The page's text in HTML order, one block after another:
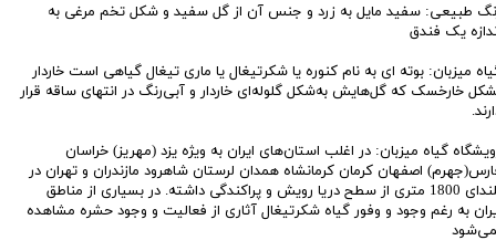
طبیعی: سفید مایل به زرد و جنس آن از گل سفید و شکل تخم مرغی به
یک فندق
میزبان: بوته ای به نام کنوره یا شکرتیغال یا ماری تیغال گیاهی است خاردار
خارخسک که گل‌هایش به‌شکل گلوله‌ای خاردار و آبی‌رنگ در انتهای ساقه قرار
گیاه میزبان: در اغلب استان‌های ایران به ویژه یزد (مهریز) خراسان
اصفهان کرمان کرمانشاه همدان لرستان شاهرود مازندران و تهران در
بلندای 1800 متری از سطح دریا رویش و پراکندگی داشته. در بسیاری از مناطق
به رغم وجود و وفور گیاه شکرتیغال آثاری از فعالیت و وجود حشره مشاهده